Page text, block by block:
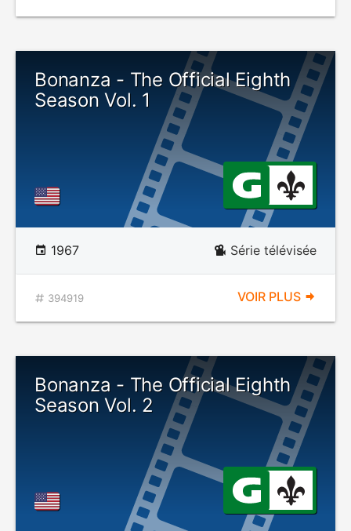
Bonanza - The Official Eighth
Season Vol. 1
1967 Série télévisée
394919 VOIR PLUS
Bonanza - The Official Eighth
Season Vol. 2